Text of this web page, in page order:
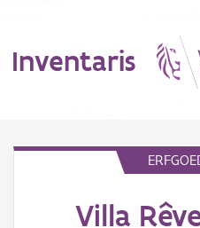
Inventaris
ErfgoedobjectVilla